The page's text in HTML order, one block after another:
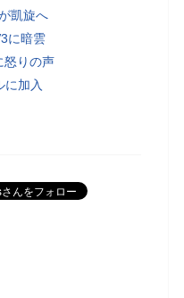
凱旋へ
に暗雲
怒りの声
に加入